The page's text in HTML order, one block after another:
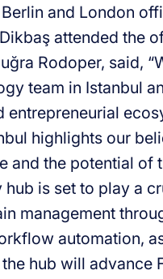
and London
attended the
Rodoper, said,
team in Istanbul
highlights our
and the potential of
is set to play a
management
automation,
hub will advance